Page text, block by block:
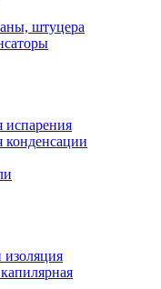
штуцера
испарения
конденсации
изоляция